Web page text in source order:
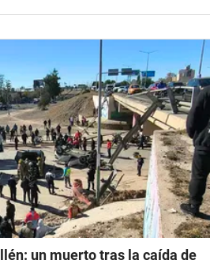
un muerto tras la caída de